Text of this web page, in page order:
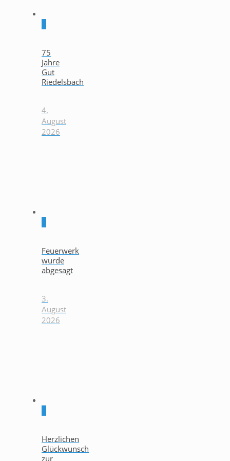
75
Jahre
Gut
Riedelsbach
4.
August
2026
Feuerwerk
wurde
abgesagt
3.
August
2026
Herzlichen
Glückwunsch
zur